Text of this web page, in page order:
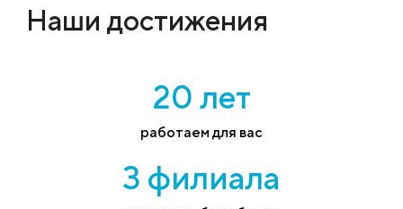
Наши достижения
20 лет
работаем для вас
3 филиала